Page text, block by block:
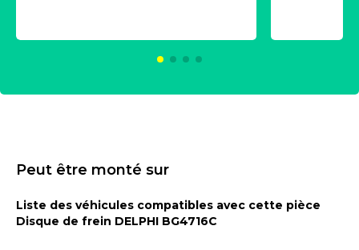
Peut être monté sur
Liste des véhicules compatibles avec cette pièce
Disque de frein DELPHI BG4716C